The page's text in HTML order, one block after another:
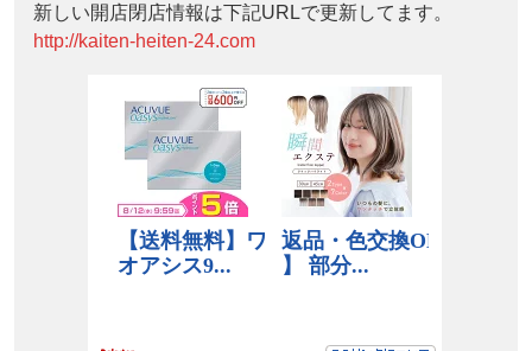
新しい開店閉店情報は下記URLで更新してます。
http://kaiten-heiten-24.com